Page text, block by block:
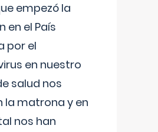
empezó la
en el País
por el
en nuestro
salud nos
la matrona y en
nos han